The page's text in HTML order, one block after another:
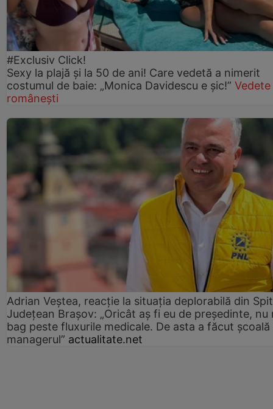
#Exclusiv Click!
Sexy la plajă și la 50 de ani! Care vedetă a nimerit
costumul de baie: „Monica Davidescu e șic!” Vedete
românești
Adrian Veștea, reacție la situația deplorabilă din
Județean Brașov: „Oricât aș fi eu de președinte, nu
bag peste fluxurile medicale. De asta a făcut școală
managerul” actualitate.net